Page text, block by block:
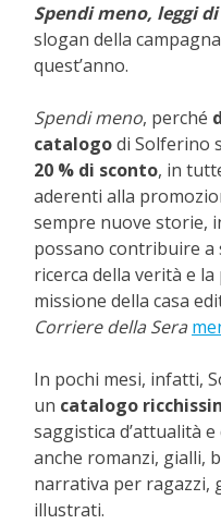
Spendi meno, leggi
slogan della
quest’anno.
Spendi meno, perché
catalogodi Solferino
20 % di sconto, in
aderenti alla
sempre nuove storie,
possano contribuire a
ricerca della verità e la
missione della casa
Corriere della Sera
In pochi mesi, infatti,
un catalogo
saggistica d’attualità
anche romanzi, gialli,
narrativa per ragazzi,
illustrati.